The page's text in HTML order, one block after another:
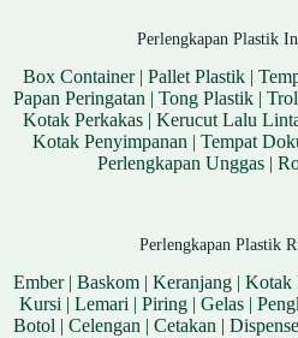
Perlengkapan Plastik
Box Container| Pallet Plastik|
Papan Peringatan |Tong Plastik |
Kotak Perkakas| Kerucut Lalu
Kotak Penyimpanan | Tempat
Perlengkapan Unggas |
Perlengkapan Plastik
Ember|Baskom |Keranjang |Kotak
Kursi |Lemari |Piring |Gelas |
Botol |Celengan |Cetakan |